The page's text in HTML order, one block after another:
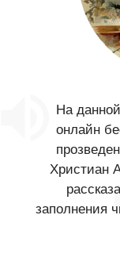
На
онлайн
Христиан
заполнения